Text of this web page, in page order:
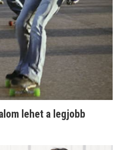
lehet a legjobb